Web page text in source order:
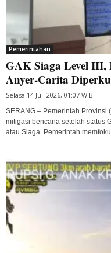
Pemerintahan
GAK Siaga Level III,
Anyer-Carita
Selasa 14 Juli 2026, 01:07 WIB
SERANG – Pemerintah Provinsi
mitigasi bencana setelah status
atau Siaga. Pemerintah